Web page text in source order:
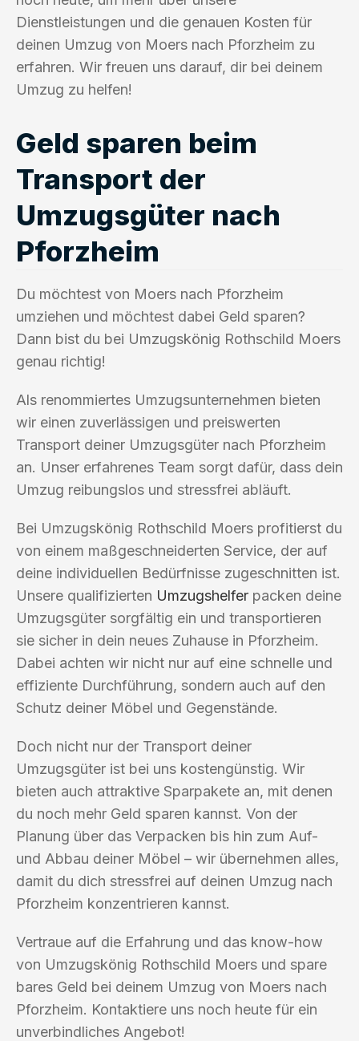
Dienstleistungen und die genauen Kosten für
deinen Umzug von Moers nach Pforzheim zu
erfahren. Wir freuen uns darauf, dir bei deinem
Umzug zu helfen!
Geld sparen beim
Transport der
Umzugsgüter nach
Pforzheim
Du möchtest von Moers nach Pforzheim
umziehen und möchtest dabei Geld sparen?
Dann bist du bei Umzugskönig Rothschild Moers
genau richtig!
Als renommiertes Umzugsunternehmen bieten
wir einen zuverlässigen und preiswerten
Transport deiner Umzugsgüter nach Pforzheim
an. Unser erfahrenes Team sorgt dafür, dass dein
Umzug reibungslos und stressfrei abläuft.
Bei Umzugskönig Rothschild Moers profitierst du
von einem maßgeschneiderten Service, der auf
deine individuellen Bedürfnisse zugeschnitten ist.
Unsere qualifizierten Umzugshelfer packen deine
Umzugsgüter sorgfältig ein und transportieren
sie sicher in dein neues Zuhause in Pforzheim.
Dabei achten wir nicht nur auf eine schnelle und
effiziente Durchführung, sondern auch auf den
Schutz deiner Möbel und Gegenstände.
Doch nicht nur der Transport deiner
Umzugsgüter ist bei uns kostengünstig. Wir
bieten auch attraktive Sparpakete an, mit denen
du noch mehr Geld sparen kannst. Von der
Planung über das Verpacken bis hin zum Auf-
und Abbau deiner Möbel – wir übernehmen alles,
damit du dich stressfrei auf deinen Umzug nach
Pforzheim konzentrieren kannst.
Vertraue auf die Erfahrung und das know-how
von Umzugskönig Rothschild Moers und spare
bares Geld bei deinem Umzug von Moers nach
Pforzheim. Kontaktiere uns noch heute für ein
unverbindliches Angebot!